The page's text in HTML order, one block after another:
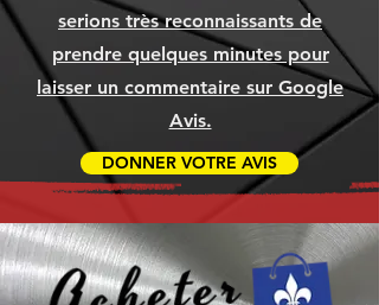
serions très reconnaissants de
prendre quelques minutes pour
laisser un commentaire sur Google
Avis.
DONNER VOTRE AVIS